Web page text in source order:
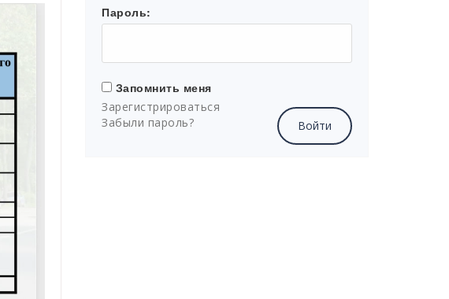
Пароль:
Запомнить меня
Войти
Зарегистрироваться
Забыли пароль?